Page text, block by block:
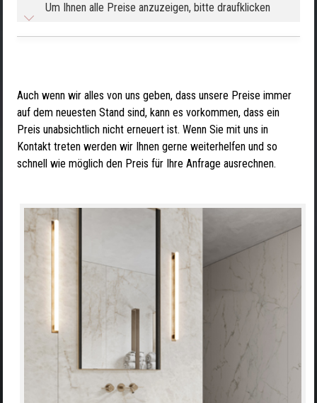
Um Ihnen alle Preise anzuzeigen, bitte draufklicken
Auch wenn wir alles von uns geben, dass unsere Preise immer
auf dem neuesten Stand sind, kann es vorkommen, dass ein
Preis unabsichtlich nicht erneuert ist. Wenn Sie mit uns in
Kontakt treten werden wir Ihnen gerne weiterhelfen und so
schnell wie möglich den Preis für Ihre Anfrage ausrechnen.